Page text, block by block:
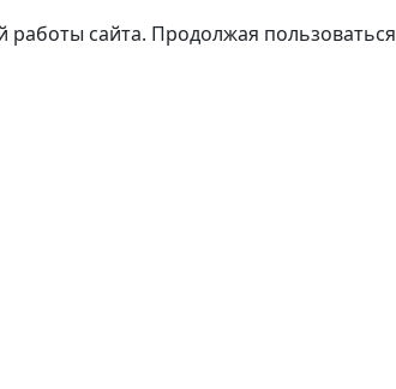
сайта. Продолжая